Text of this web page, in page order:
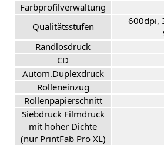
Farbprofilverwaltung
Qualitätsstufen
600dpi,
Randlosdruck
CD
Autom.Duplexdruck
Rolleneinzug
Rollenpapierschnitt
Siebdruck Filmdruck
mit hoher Dichte
(nur PrintFab Pro XL)